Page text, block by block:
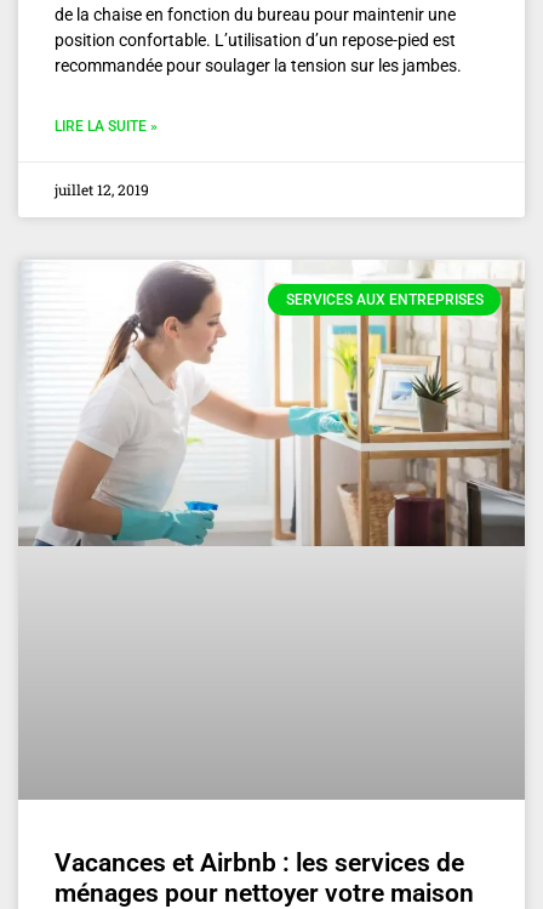
de la chaise en fonction du bureau pour maintenir une
position confortable. L’utilisation d’un repose-pied est
recommandée pour soulager la tension sur les jambes.
LIRE LA SUITE »
juillet 12, 2019
SERVICES AUX ENTREPRISES
Vacances et Airbnb : les services de
ménages pour nettoyer votre maison